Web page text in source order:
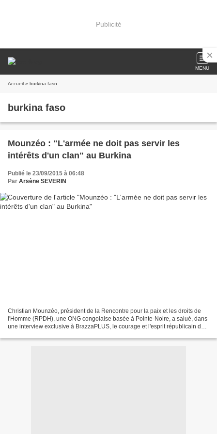
Publicité
MENU
Accueil » burkina faso
burkina faso
Mounzéo : "L'armée ne doit pas servir les
intérêts d'un clan" au Burkina
Publié le 23/09/2015 à 06:48
Par Arsène SEVERIN
Christian Mounzéo, président de la Rencontre pour la paix et les droits de
l'Homme (RPDH), une ONG congolaise basée à Pointe-Noire, a salué, dans
une interview exclusive à BrazzaPLUS, le courage et l'esprit républicain de